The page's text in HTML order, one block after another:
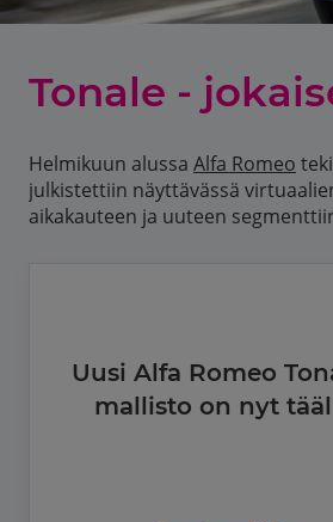
Tonale -
Helmikuun alussa Alfa Romeo
julkistettiin näyttävässä
aikakauteen ja uuteen
Uusi Alfa Romeo
mallisto on nyt